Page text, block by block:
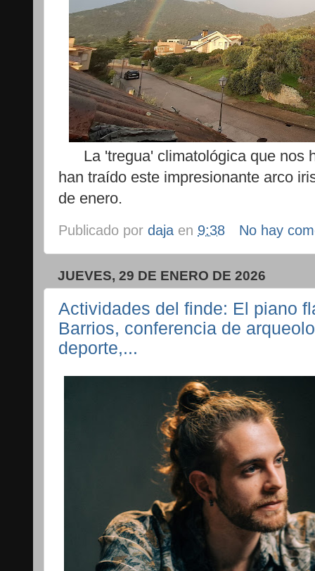
La 'tregua' climatológica que nos
han traído este impresionante arco
de enero.
Publicado por daja en 9:38 No hay
JUEVES, 29 DE ENERO DE 2026
Actividades del finde: El piano
Barrios, conferencia de
deporte,...